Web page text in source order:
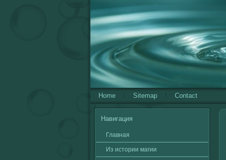
Home Sitemap Contact
Навигация
Главная
Из истории магии